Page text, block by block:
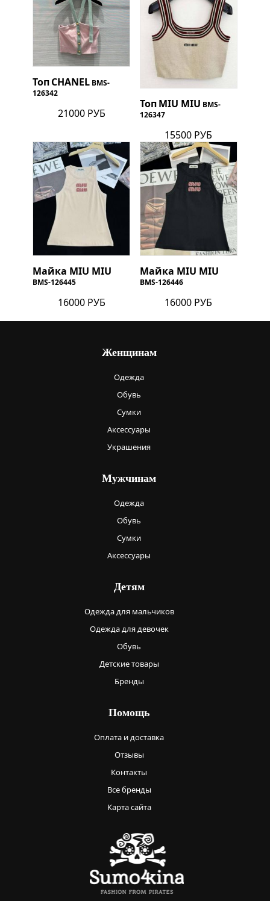
ТопCHANEL BMS-
126342
21000 РУБ
Топ MIU MIU BMS-
126347
15500 РУБ
Майка MIU MIU
BMS-126445
16000 РУБ
Майка MIU MIU
BMS-126446
16000 РУБ
Женщинам
Одежда
Обувь
Сумки
Аксессуары
Украшения
Мужчинам
Одежда
Обувь
Сумки
Аксессуары
Детям
Одежда для мальчиков
Одежда для девочек
Обувь
Детские товары
Бренды
Помощь
Оплата и доставка
Отзывы
Контакты
Все бренды
Карта сайта